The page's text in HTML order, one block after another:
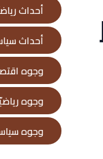
أحداث
أحداث
وجوه
وجوه
وجوه